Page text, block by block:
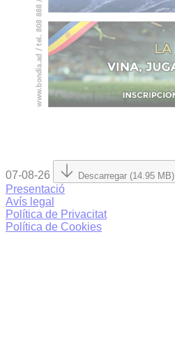
07-08-26 Descarregar (14.95 MB)
Presentació
Avís legal
Política de Privacitat
Política de Cookies